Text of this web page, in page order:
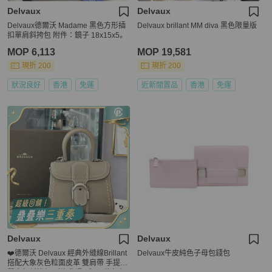
Delvaux
Delvaux德爾沃 Madame 黑色方形插
扣單肩斜挎包 附件：鏡子 18x15x5。
MOP 6,113
現折 200
狀況良好 香港 免運
Delvaux
Delvaux brillant MM diva 黑色限量版
MOP 19,581
現折 200
近新閒置品 香港 免運
Delvaux
❤️德爾沃 Delvaux 經典外縫線Brillant
搭配大象灰色粒面皮革 雙肩帶 手提包
Delvaux
Delvaux牛皮純色子母包錢包